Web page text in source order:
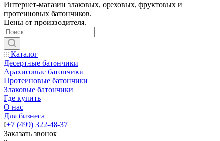
Интернет-магазин злаковых, ореховых, фруктовых и
протеиновых батончиков.
Цены от производителя.
Каталог
Десертные батончики
Арахисовые батончики
Протеиновые батончики
Злаковые батончики
Где купить
О нас
Для бизнеса
+7 (499) 322-48-37
Заказать звонок